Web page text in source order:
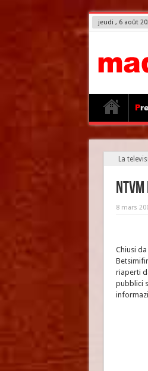
jeudi , 6 août
La
8 mars
Chiusi
riaperti
pubblici